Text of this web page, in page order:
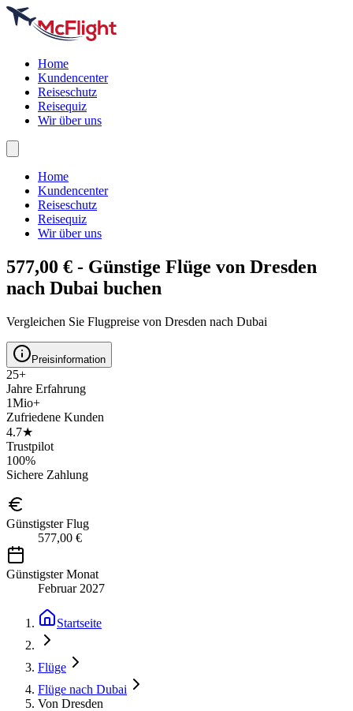
Home
Kundencenter
Reiseschutz
Reisequiz
Wir über uns
Home
Kundencenter
Reiseschutz
Reisequiz
Wir über uns
577,00 € - Günstige Flüge von Dresden
nach Dubai buchen
Vergleichen Sie Flugpreise von Dresden nach Dubai
Preisinformation
25+
Jahre Erfahrung
1Mio+
Zufriedene Kunden
4.7★
Trustpilot
100%
Sichere Zahlung
Günstigster Flug
577,00 €
Günstigster Monat
Februar 2027
Startseite
Flüge
Flüge nach Dubai
Von Dresden